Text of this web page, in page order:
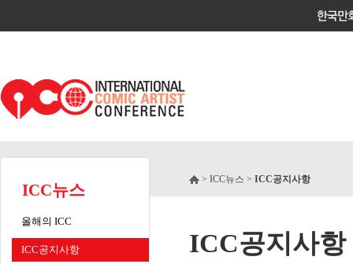
ICC뉴스
올해의 ICC
ICC공지사항
> ICC뉴스 > ICC공지사항
ICC공지사항